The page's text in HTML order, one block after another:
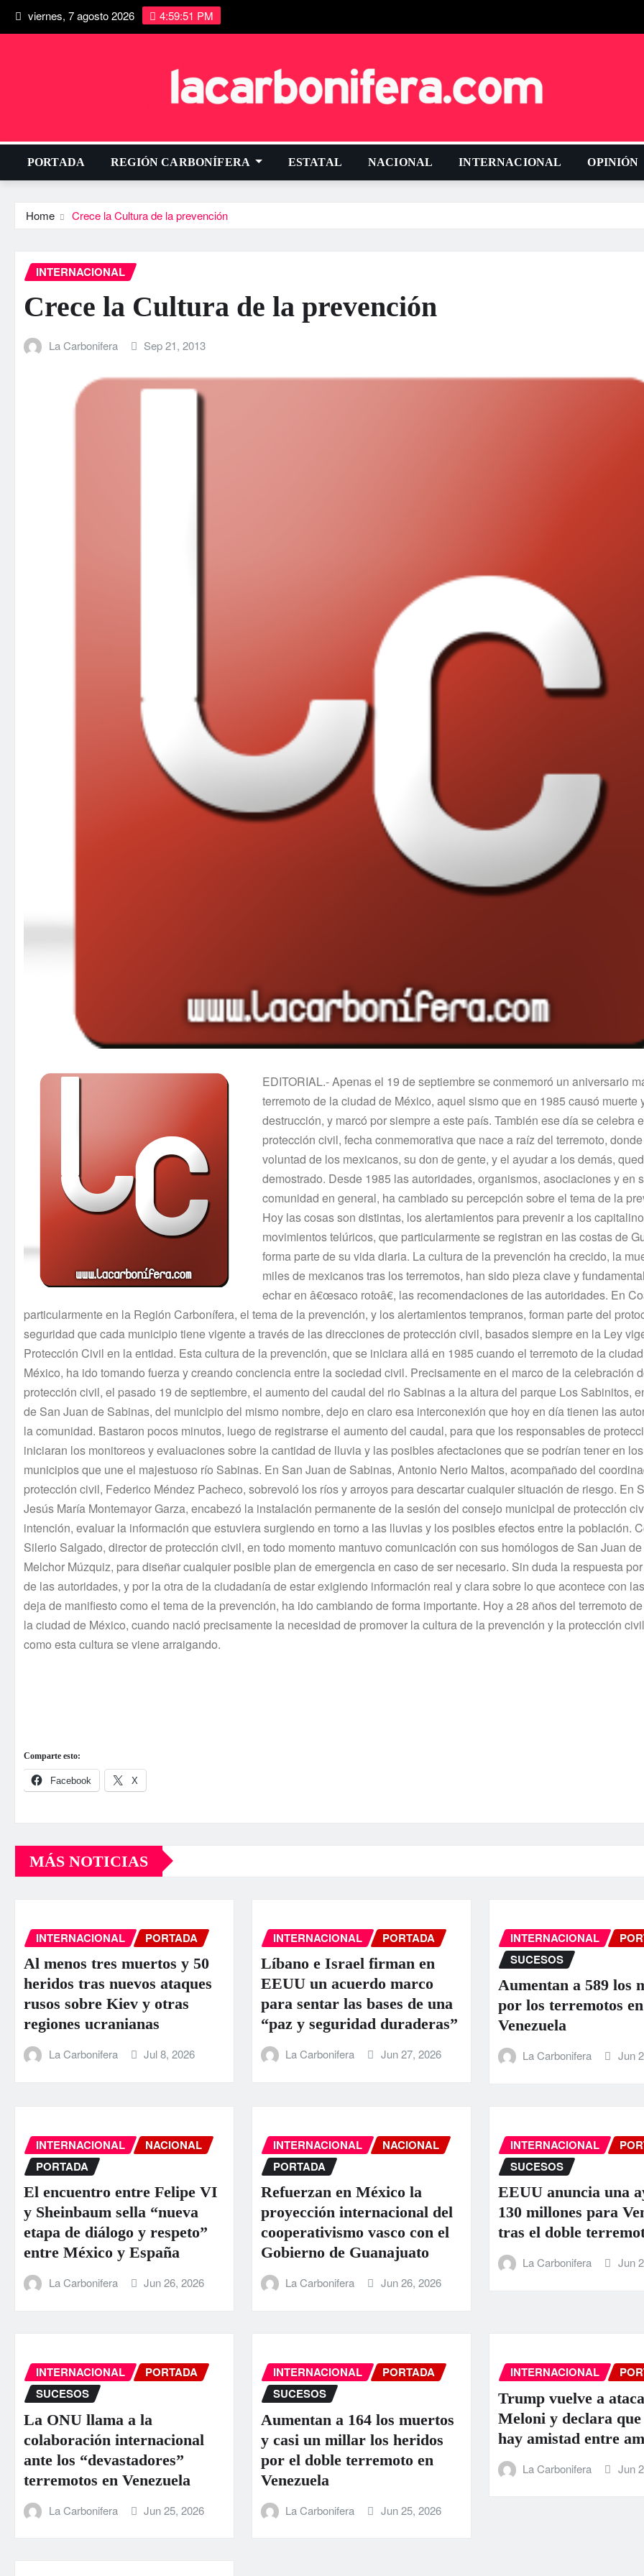
viernes, 7 agosto 2026 4:59:52 PM
PORTADA REGIÓN CARBONÍFERA ESTATAL NACIONAL INTERNACIONAL OPINIÓN
Home Crece la Cultura de la prevención
INTERNACIONAL
Crece la Cultura de la prevención
La Carbonifera Sep 21, 2013
EDITORIAL.- Apenas el 19 de septiembre se conmemoró un aniversario
terremoto de la ciudad de México, aquel sismo que en 1985 causó muerte
destrucción, y marcó por siempre a este paí­s. También ese dí­a se celebra
protección civil, fecha conmemorativa que nace a raí­z del terremoto,
voluntad de los mexicanos, su don de gente, y el ayudar a los demás,
demostrado. Desde 1985 las autoridades, organismos, asociaciones y en
comunidad en general, ha cambiado su percepción sobre el tema de la
Hoy las cosas son distintas, los alertamientos para prevenir a los
movimientos telúricos, que particularmente se registran en las costas de
forma parte de su vida diaria. La cultura de la prevención ha crecido, la
miles de mexicanos tras los terremotos, han sido pieza clave y
echar en â€œsaco rotoâ€, las recomendaciones de las autoridades. En
particularmente en la Región Carboní­fera, el tema de la prevención, y los alertamientos tempranos, forman parte del
seguridad que cada municipio tiene vigente a través de las direcciones de protección civil, basados siempre en la Ley
Protección Civil en la entidad. Esta cultura de la prevención, que se iniciara allá en 1985 cuando el terremoto de la
México, ha ido tomando fuerza y creando conciencia entre la sociedad civil. Precisamente en el marco de la celebración
protección civil, el pasado 19 de septiembre, el aumento del caudal del rio Sabinas a la altura del parque Los Sabinitos,
de San Juan de Sabinas, del municipio del mismo nombre, dejo en claro esa interconexión que hoy en dí­a tienen las
la comunidad. Bastaron pocos minutos, luego de registrarse el aumento del caudal, para que los responsables de
iniciaran los monitoreos y evaluaciones sobre la cantidad de lluvia y las posibles afectaciones que se podrí­an tener en los
municipios que une el majestuoso rí­o Sabinas. En San Juan de Sabinas, Antonio Nerio Maltos, acompañado del
protección civil, Federico Méndez Pacheco, sobrevoló los rí­os y arroyos para descartar cualquier situación de riesgo. En
Jesús Marí­a Montemayor Garza, encabezó la instalación permanente de la sesión del consejo municipal de protección
intención, evaluar la información que estuviera surgiendo en torno a las lluvias y los posibles efectos entre la población.
Silerio Salgado, director de protección civil, en todo momento mantuvo comunicación con sus homólogos de San Juan
Melchor Múzquiz, para diseñar cualquier posible plan de emergencia en caso de ser necesario. Sin duda la respuesta
de las autoridades, y por la otra de la ciudadaní­a de estar exigiendo información real y clara sobre lo que acontece con
deja de manifiesto como el tema de la prevención, ha ido cambiando de forma importante. Hoy a 28 años del terremoto
la ciudad de México, cuando nació precisamente la necesidad de promover la cultura de la prevención y la protección
como esta cultura se viene arraigando.
Comparte esto:
Facebook X
MÁS NOTICIAS
INTERNACIONAL PORTADA
Al menos tres muertos y 50
heridos tras nuevos ataques
rusos sobre Kiev y otras
regiones ucranianas
La Carbonifera Jul 8, 2026
INTERNACIONAL PORTADA
Líbano e Israel firman en
EEUU un acuerdo marco
para sentar las bases de una
“paz y seguridad duraderas”
La Carbonifera Jun 27, 2026
INTERNACIONAL
SUCESOS
Aumentan a 589 los
por los terremotos en
Venezuela
La Carbonifera Jun
INTERNACIONAL
NACIONAL
PORTADA
El encuentro entre Felipe VI
y Sheinbaum sella “nueva
etapa de diálogo y respeto”
entre México y España
La Carbonifera Jun 26, 2026
INTERNACIONAL
NACIONAL
PORTADA
Refuerzan en México la
proyección internacional del
cooperativismo vasco con el
Gobierno de Guanajuato
La Carbonifera Jun 26, 2026
INTERNACIONAL
SUCESOS
EEUU anuncia una
130 millones para
tras el doble
La Carbonifera Jun
INTERNACIONAL
PORTADA
SUCESOS
La ONU llama a la
colaboración internacional
ante los “devastadores”
terremotos en Venezuela
La Carbonifera Jun 25, 2026
INTERNACIONAL
PORTADA
SUCESOS
Aumentan a 164 los muertos
y casi un millar los heridos
por el doble terremoto en
Venezuela
La Carbonifera Jun 25, 2026
INTERNACIONAL
Trump vuelve a
Meloni y declara que
hay amistad entre
La Carbonifera Jun